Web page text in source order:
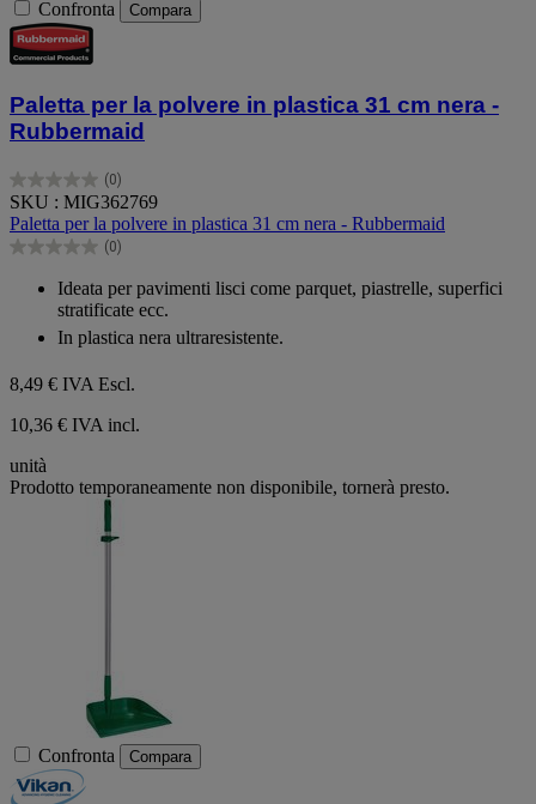
Confronta Compara
Paletta per la polvere in plastica 31 cm nera -
Rubbermaid
(0)
0.0
su
5
stelle.
SKU : MIG362769
Paletta per la polvere in plastica 31 cm nera - Rubbermaid
(0)
0.0
Ideata per pavimenti lisci come parquet, piastrelle, superfici
stratificate ecc.
In plastica nera ultraresistente.
8,49 € IVA Escl.
10,36 € IVA incl.
unità
Prodotto temporaneamente non disponibile, tornerà presto.
Confronta Compara